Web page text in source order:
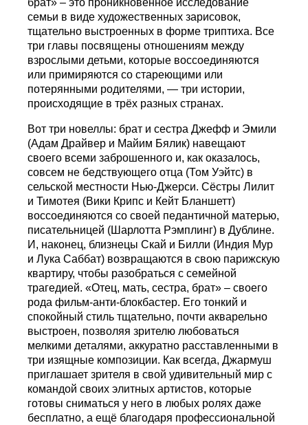
семьи в виде художественных зарисовок,
тщательно выстроенных в форме триптиха. Все
три главы посвящены отношениям между
взрослыми детьми, которые воссоединяются
или примиряются со стареющими или
потерянными родителями, — три истории,
происходящие в трёх разных странах.
Вот три новеллы: брат и сестра Джефф и Эмили
(Адам Драйвер и Майим Бялик) навещают
своего всеми заброшенного и, как оказалось,
совсем не бедствующего отца (Том Уэйтс) в
сельской местности Нью-Джерси. Сёстры Лилит
и Тимотея (Вики Крипс и Кейт Бланшетт)
воссоединяются со своей педантичной матерью,
писательницей (Шарлотта Рэмплинг) в Дублине.
И, наконец, близнецы Скай и Билли (Индия Мур
и Лука Саббат) возвращаются в свою парижскую
квартиру, чтобы разобраться с семейной
трагедией. «Отец, мать, сестра, брат» – своего
рода фильм-анти-блокбастер. Его тонкий и
спокойный стиль тщательно, почти акварельно
выстроен, позволяя зрителю любоваться
мелкими деталями, аккуратно расставленными в
три изящные композиции. Как всегда, Джармуш
приглашает зрителя в свой удивительный мир с
командой своих элитных артистов, которые
готовы сниматься у него в любых ролях даже
бесплатно, а ещё благодаря профессиональной